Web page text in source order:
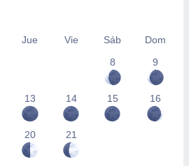
Jue Vie Sáb
Dom
8
9
13 14 15 16
20 21